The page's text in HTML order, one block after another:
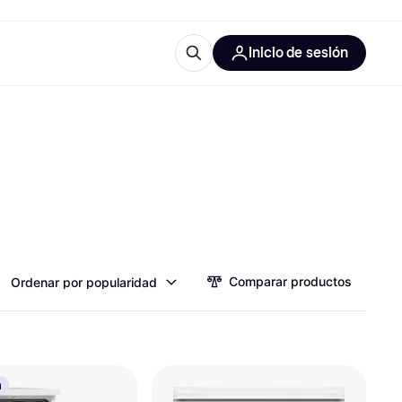
las categorías
Inicio de sesión
Ordenar por popularidad Comparar productos